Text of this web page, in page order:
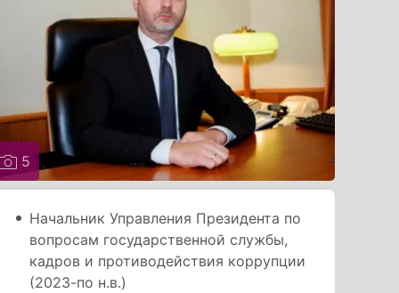
5
Начальник Управления Президента по
вопросам государственной службы,
кадров и противодействия коррупции
(2023-по н.в.)